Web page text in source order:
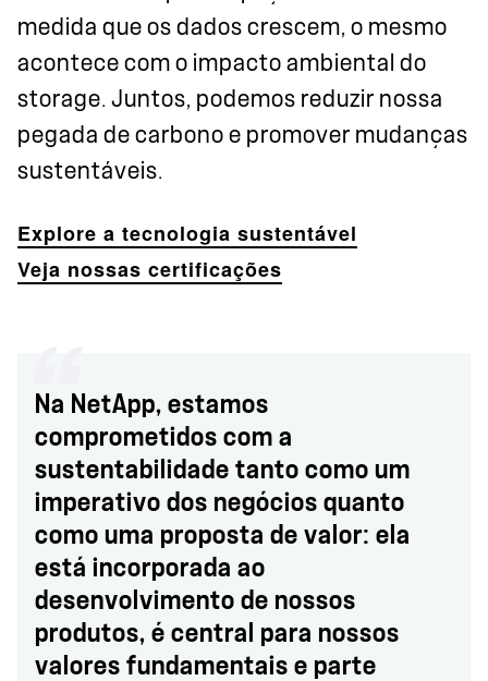
medida que os dados crescem, o mesmo
acontece com o impacto ambiental do
storage. Juntos, podemos reduzir nossa
pegada de carbono e promover mudanças
sustentáveis.
Explore a tecnologia sustentável
Veja nossas certificações
Na NetApp, estamos
comprometidos com a
sustentabilidade tanto como um
imperativo dos negócios quanto
como uma proposta de valor: ela
está incorporada ao
desenvolvimento de nossos
produtos, é central para nossos
valores fundamentais e parte